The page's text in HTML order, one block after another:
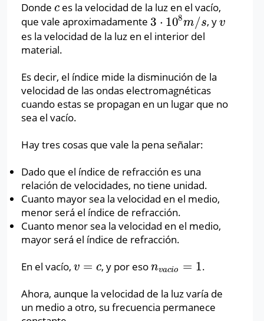
Donde c
c es la velocidad de la luz en el vacío,
que vale aproximadamente 3 ⋅ 108m /s
3 108m/s , yv
v
es la velocidad de la luz en el interior del
material.
Es decir, el índice mide la disminución de la
velocidad de las ondas electromagnéticas
cuando estas se propagan en un lugar que no
sea el vacío.
Hay tres cosas que vale la pena señalar:
Dado que el índice de refracción es una
relación de velocidades, no tiene unidad.
Cuanto mayor sea la velocidad en el medio,
menor será el índice de refracción.
Cuanto menor sea la velocidad en el medio,
mayor será el índice de refracción.
En el vacío, v = c
v=c , y por esonvacio = 1
nvacio =1
.
Ahora, aunque la velocidad de la luz varía de
un medio a otro, su frecuencia permanece